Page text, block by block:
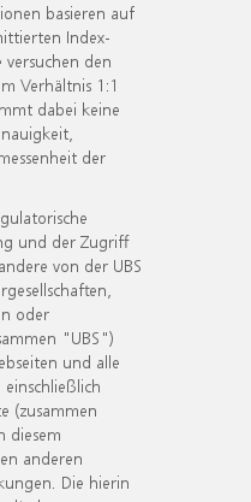
basieren auf
Index-
den
Verhältnis 1:1
dabei keine
der
und der Zugriff
von der UBS
oder
"UBS")
und alle
(zusammen
diesem
anderen
Die hierin